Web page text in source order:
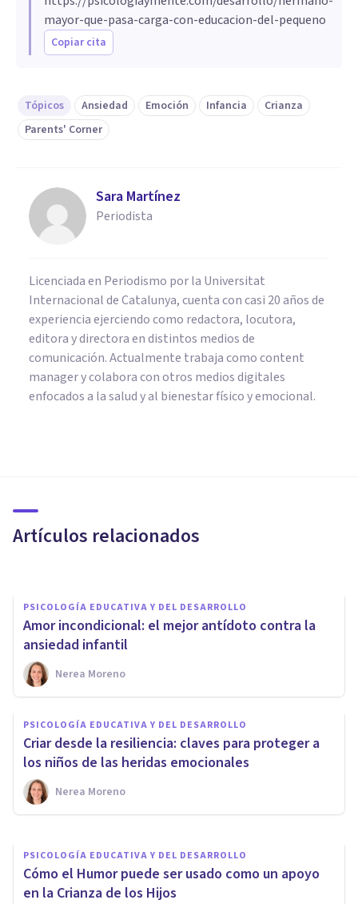
mayor-que-pasa-carga-con-educacion-del-pequeno
Copiar cita
Tópicos Ansiedad Emoción Infancia
Crianza
Parents' Corner
Sara Martínez
Periodista
Licenciada en Periodismo por la Universitat
Internacional de Catalunya, cuenta con casi 20 años de
experiencia ejerciendo como redactora, locutora,
editora y directora en distintos medios de
comunicación. Actualmente trabaja como content
manager y colabora con otros medios digitales
enfocados a la salud y al bienestar físico y emocional.
Artículos relacionados
a paso
PSICOLOGÍA EDUCATIVA Y DEL DESARROLLO
Amor incondicional: el mejor antídoto contra la
ansiedad infantil
Nerea Moreno
PSICOLOGÍA EDUCATIVA Y DEL DESARROLLO
Criar desde la resiliencia: claves para proteger a
los niños de las heridas emocionales
Nerea Moreno
¿Cuándo se empezó a creer
que el Amor malcría?
Nerea Moreno
PSICOLOGÍA EDUCATIVA Y DEL DESARROLLO
Cómo el Humor puede ser usado como un apoyo
en la Crianza de los Hijos